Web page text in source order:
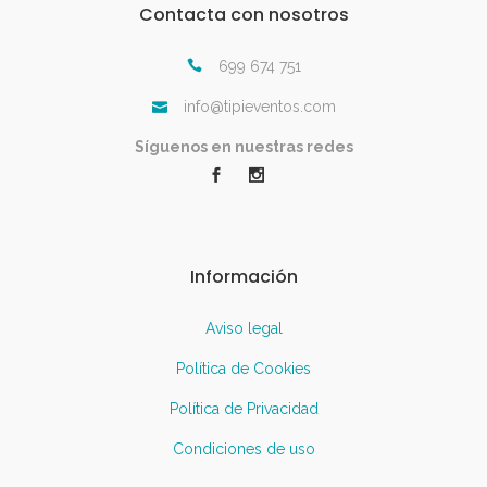
Contacta con nosotros
699 674 751
info@tipieventos.com
Síguenos en nuestras redes
Información
Aviso legal
Política de Cookies
Política de Privacidad
Condiciones de uso